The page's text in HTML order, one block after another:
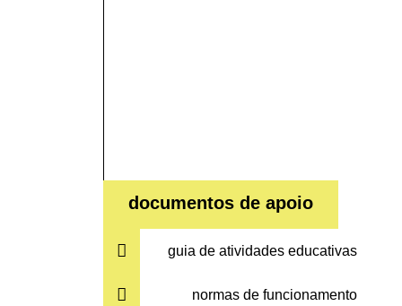
documentos de apoio
guia de atividades educativas
normas de funcionamento